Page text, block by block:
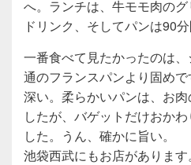
へ。ランチは、牛モモ肉のグ
ドリンク、そしてパンは90分
一番食べて見たかったのは
通のフランスパンより固め
深い。柔らかいパンは、お
したが、バゲットだけおか
した。うん、確かに旨い。
池袋西武にもお店があります。